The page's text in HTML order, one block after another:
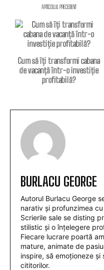
ARTICOLUL PRECEDENT
Cum să îți transformi cabana
de vacanță într-o investiție
profitabilă?
BURLACU GEORGE
Autorul Burlacu George
narativ și profunzimea
Scrierile sale se disting
stilistic și o înțelegere
Fiecare lucrare poartă
mature, animate de
inspire, să emoționeze
cititorilor.